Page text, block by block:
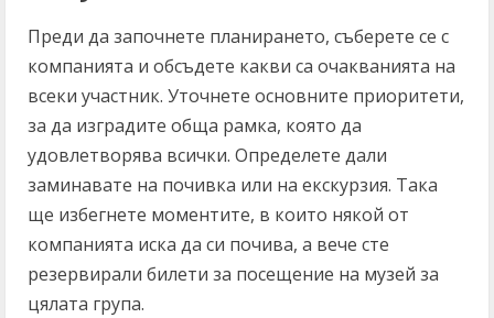
Преди да започнете планирането, съберете се с
компанията и обсъдете какви са очакванията на
всеки участник. Уточнете основните приоритети,
за да изградите обща рамка, която да
удовлетворява всички. Определете дали
заминавате на почивка или на екскурзия. Така
ще избегнете моментите, в които някой от
компанията иска да си почива, а вече сте
резервирали билети за посещение на музей за
цялата група.